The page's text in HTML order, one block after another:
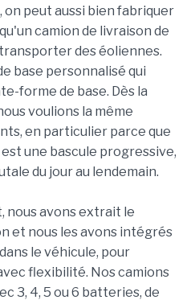
on peut aussi bien fabriquer
camion de livraison de
des éoliennes.
base personnalisé qui
forme de base. Dès la
voulions la même
en particulier parce que
une bascule progressive,
du jour au lendemain.
nous avons extrait le
et nous les avons intégrés
le véhicule, pour
flexibilité. Nos camions
3, 4, 5 ou 6 batteries, de